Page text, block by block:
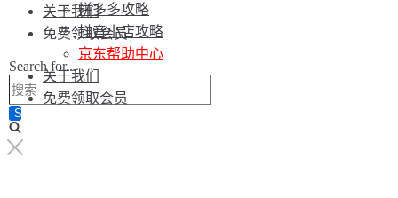
关于我们
免费领取会员
Search for...
拼多多攻略
抖音小店攻略
京东帮助中心
关于我们
免费领取会员